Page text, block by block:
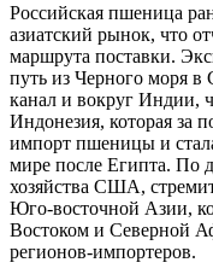
Российская пшеница
азиатский рынок, что
маршрута поставки.
путь из Черного моря в
канал и вокруг Индии,
Индонезия, которая за
импорт пшеницы и
мире после Египта. По
хозяйства США,
Юго-восточной Азии,
Востоком и Северной
регионов-импортеров.